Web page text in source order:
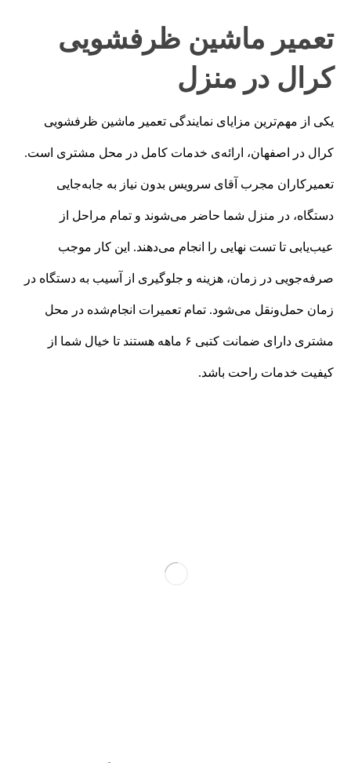
تعمیر ماشین ظرفشویی
کرال در منزل
یکی از مهم‌ترین مزایای نمایندگی تعمیر ماشین ظرفشویی
کرال در اصفهان، ارائه‌ی خدمات کامل در محل مشتری است.
تعمیرکاران مجرب آقای سرویس بدون نیاز به جابه‌جایی
دستگاه، در منزل شما حاضر می‌شوند و تمام مراحل از
عیب‌یابی تا تست نهایی را انجام می‌دهند. این کار موجب
صرفه‌جویی در زمان، هزینه و جلوگیری از آسیب به دستگاه در
زمان حمل‌ونقل می‌شود. تمام تعمیرات انجام‌شده در محل
مشتری دارای ضمانت کتبی ۶ ماهه هستند تا خیال شما از
کیفیت خدمات راحت باشد.